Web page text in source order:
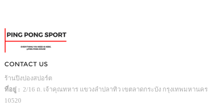
CONTACT US
ร้านปิงปองสปอร์ต
ที่อยู่ : 2/16 ถ. เจ้าคุณทหาร แขวงลำปลาทิว เขตลาดกระบัง กรุงเทพมหานคร
10520